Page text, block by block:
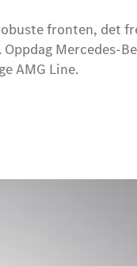
fronten, det
Mercedes-
AMG Line.